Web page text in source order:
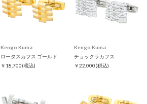
Kengo Kuma
ロータスカフス ゴールド
￥18,700(税込)
Kengo Kuma
チョックラカフス
￥22,000(税込)